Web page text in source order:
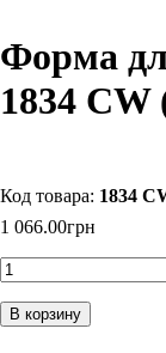
Форма
1834 CW
1834
1 066.00грн
В корзину